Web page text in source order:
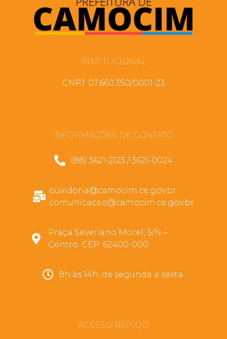
INSTITUCIONAL
CNPJ: 07.660.350/0001-23
INFORMAÇÕES DE CONTATO
(88) 3621-2123 / 3621-0024
ouvidoria@camocim.ce.gov.br
comunicacao@camocim.ce.gov.br
Praça Severiano Morel, S/N –
Centro. CEP: 62400-000
8h às 14h, de segunda a sexta.
ACESSO RÁPIDO